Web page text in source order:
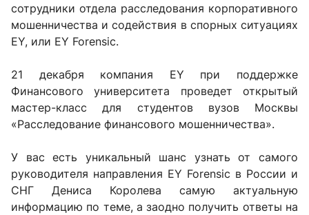
сотрудники отдела расследования корпоративного
мошенничества и содействия в спорных ситуациях
EY, или EY Forensic.
21 декабря компания EY при поддержке
Финансового университета проведет открытый
мастер-класс для студентов вузов Москвы
«Расследование финансового мошенничества».
У вас есть уникальный шанс узнать от самого
руководителя направления EY Forensic в России и
СНГ Дениса Королева самую актуальную
информацию по теме, а заодно получить ответы на